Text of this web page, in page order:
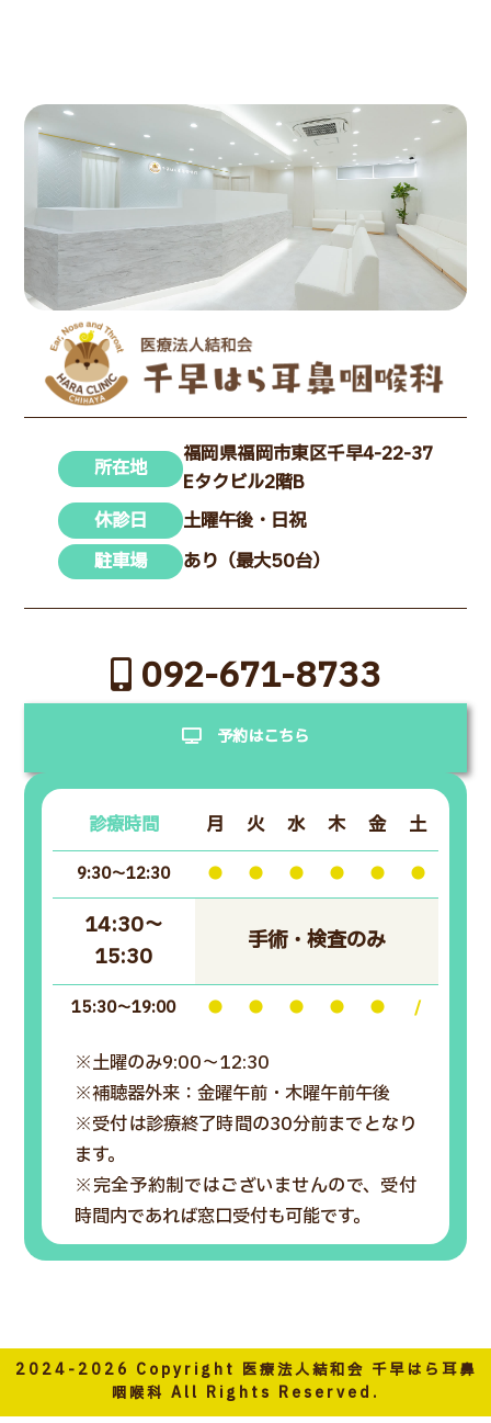
所在地
福岡県福岡市東区千早4-22-37
Eタクビル2階B
休診日
土曜午後・日祝
駐車場
あり（最大50台）
092-671-8733
予約はこちら
診療時間 月 火 水 木 金 土
9:30～12:30 ● ● ● ● ● ●
14:30～
15:30
手術・検査のみ
15:30～19:00 ● ● ● ● ● /
※土曜のみ9:00～12:30
※補聴器外来：金曜午前・木曜午前午後
※受付は診療終了時間の30分前までとなり
ます。
※完全予約制ではございませんので、受付
時間内であれば窓口受付も可能です。
2024-2026 Copyright 医療法人結和会 千早はら耳鼻
咽喉科 All Rights Reserved.